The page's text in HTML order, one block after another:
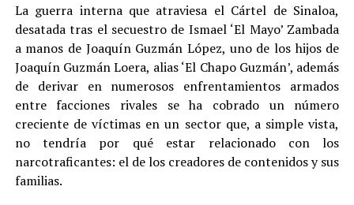
La guerra interna que atraviesa el Cártel de Sinaloa,
desatada tras el secuestro de Ismael ‘El Mayo’ Zambada
a manos de Joaquín Guzmán López, uno de los hijos de
Joaquín Guzmán Loera, alias ‘El Chapo Guzmán’, además
de derivar en numerosos enfrentamientos armados
entre facciones rivales se ha cobrado un número
creciente de víctimas en un sector que, a simple vista,
no tendría por qué estar relacionado con los
narcotraficantes: el de los creadores de contenidos y sus
familias.